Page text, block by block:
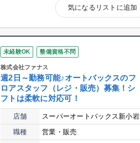
気になるリストに追加
未経験OK 整備資格不問
株式会社ファナス
週2日～勤務可能♪オートバックスのフ
ロアスタッフ（レジ・販売）募集！シ
フトは柔軟に対応可！
店舗
スーパーオートバックス新小岩
職種
営業・販売